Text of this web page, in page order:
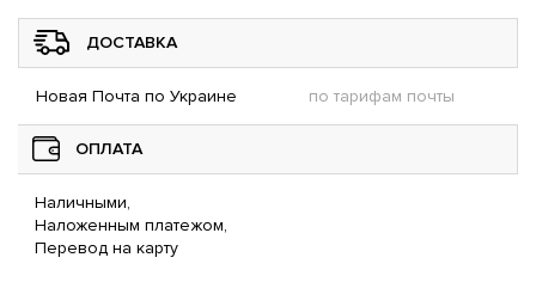
ДОСТАВКА
Новая Почта по Украине по тарифам почты
ОПЛАТА
Наличными,
Наложенным платежом,
Перевод на карту